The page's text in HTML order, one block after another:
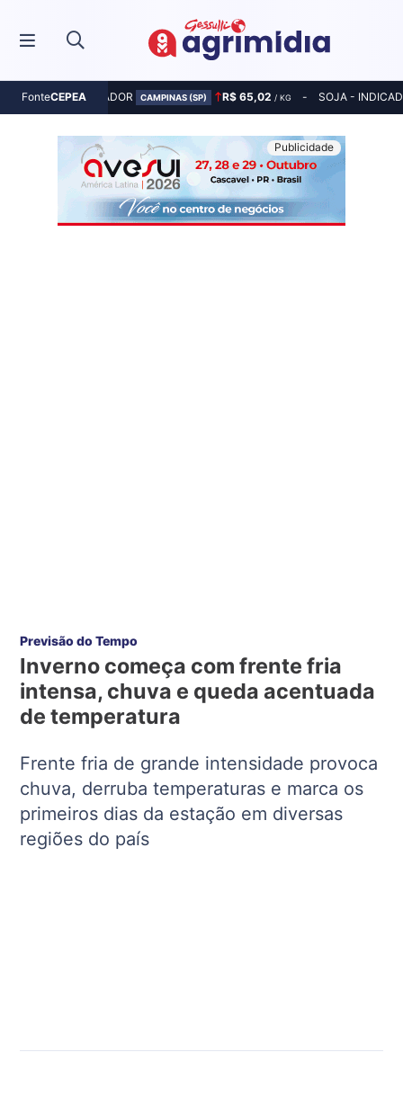
FonteCEPEA
MILHO - INDICADOR CAMPINAS (SP) R$ 65,02 / KG SOJA -
Previsão do Tempo
Inverno começa com frente fria
intensa, chuva e queda acentuada
de temperatura
Frente fria de grande intensidade provoca
chuva, derruba temperaturas e marca os
primeiros dias da estação em diversas
regiões do país